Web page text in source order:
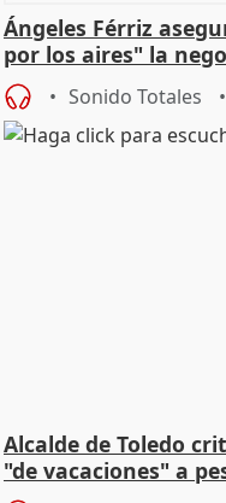
Ángeles Férriz
por los aires" la
SMA
Sonido Totales
Alcalde de Toledo
"de vacaciones" a